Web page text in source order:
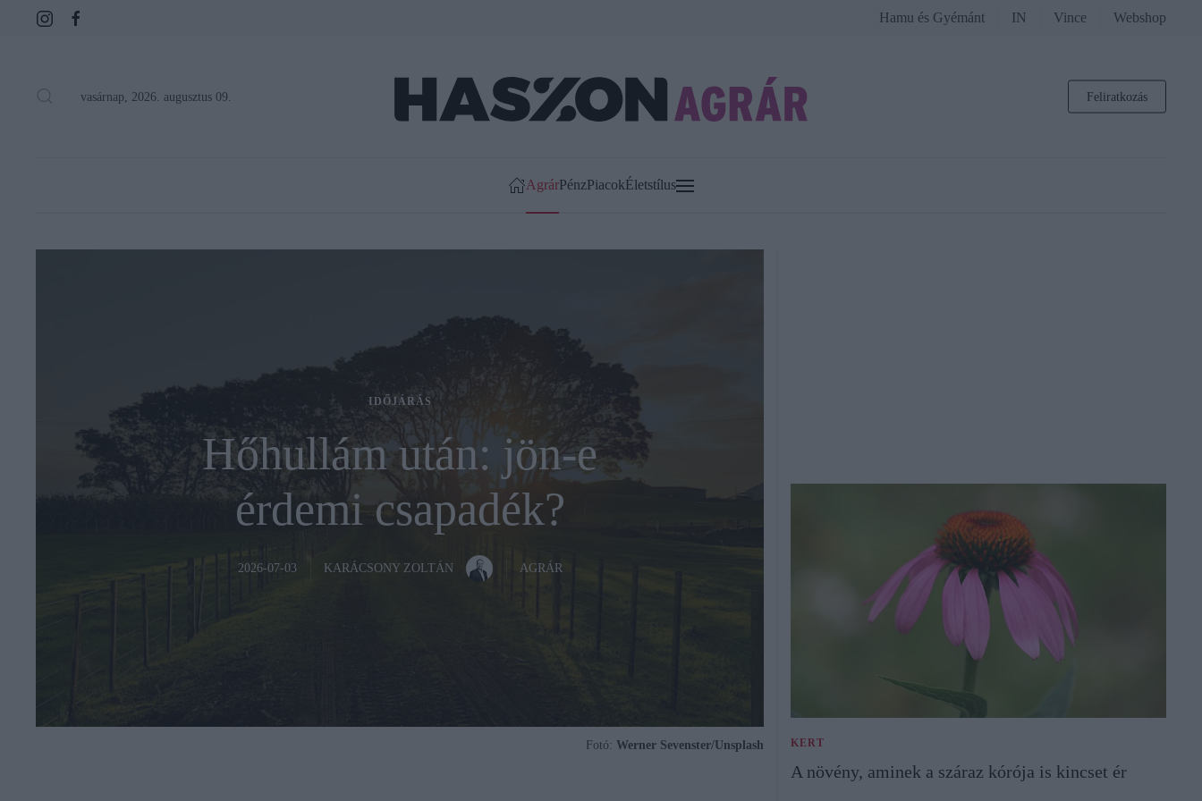
Hamu és Gyémánt IN Vince Webshop
vasárnap, 2026. augusztus 09. Feliratkozás
AgrárPénzPiacokÉletstílus
IDŐJÁRÁS
Hőhullám után: jön-e
érdemi csapadék?
2026-07-03 KARÁCSONY ZOLTÁN AGRÁR
Fotó: Werner Sevenster/Unsplash KERT
A növény, aminek a száraz kórója is kincset ér